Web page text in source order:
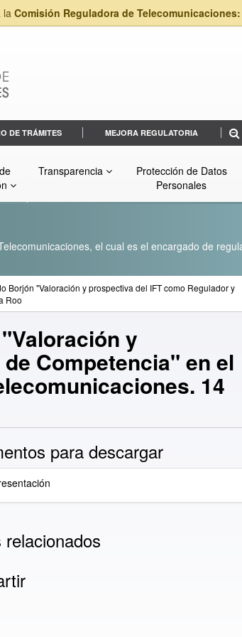
la Comisión Reguladora de
DE TRÁMITES MEJORA REGULATORIA
Transparencia
Protección de Datos
Personales
el cual es el encargado de
Borjón "Valoración y prospectiva del IFT como Regulador y
Roo
y
Competencia" en el
14
para descargar
relacionados